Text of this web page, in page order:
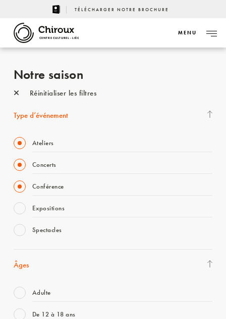
TÉLÉCHARGER NOTRE BROCHURE
CENTRE CULTUREL - LIÈGE
MENU
Notre saison
Réinitialiser les filtres
Type d’événement
Ateliers
Concerts
Conférence
Expositions
Spectacles
Âges
Adulte
De 12 à 18 ans